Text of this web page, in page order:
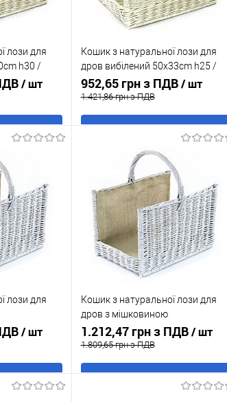
лози для
h30 /
/ шт
В наявності
Кошик з натуральної лози для
дров вибілений 50x33cm h25 /
40cm
952,65 грн з ПДВ/ шт
1.421,86 грн з ПДВ
В кошик
Купити в 1 клік
порівняння
У обране
В наявності
лози для
h30 /
/ шт
Кошик з натуральної лози для
дров з мішковиною
пофарбований 50x33cm h25 /
40cm
1.212,47 грн з ПДВ/ шт
1.809,65 грн з ПДВ
В кошик